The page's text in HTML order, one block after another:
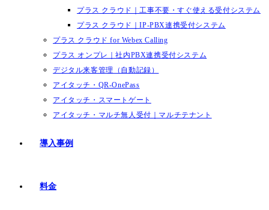
プラス クラウド｜工事不要・すぐ使える受付システム
プラス クラウド｜IP-PBX連携受付システム
プラス クラウド for Webex Calling
プラス オンプレ｜社内PBX連携受付システム
デジタル来客管理（自動記録）
アイタッチ・QR-OnePass
アイタッチ・スマートゲート
アイタッチ・マルチ無人受付｜マルチテナント
導入事例
料金